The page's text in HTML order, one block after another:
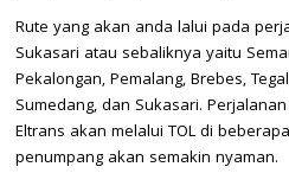
Rute yang akan anda lalui pada
Sukasari atau sebaliknya yaitu
Pekalongan, Pemalang, Brebes,
Sumedang, dan Sukasari.
Eltrans akan melalui TOL di
penumpang akan semakin nyaman.